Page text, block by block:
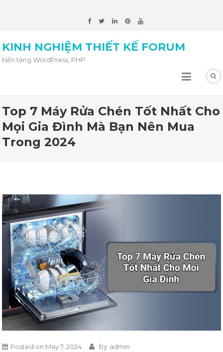
KINH NGHIỆM THIẾT KẾ FORUM
Nền tảng WordPress, PHP
Top 7 Máy Rửa Chén Tốt Nhất Cho
Mọi Gia Đình Mà Bạn Nên Mua
Trong 2024
Posted on May 7, 2024 by admin